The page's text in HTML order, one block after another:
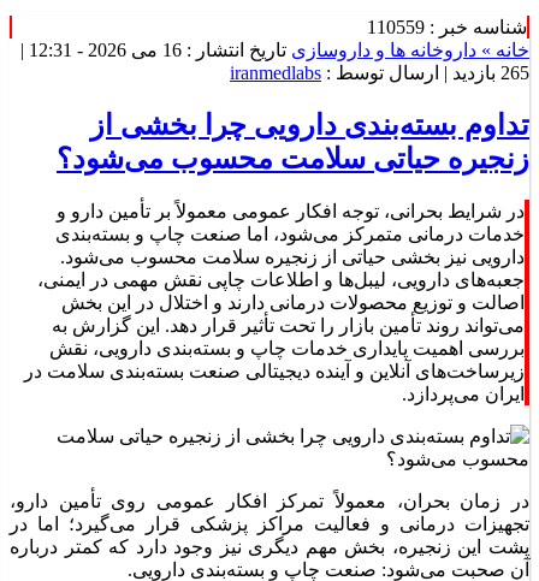
شناسه خبر : 110559
خانه » داروخانه ها و داروسازی تاریخ انتشار : 16 می 2026 - 12:31 |
265 بازدید
| ارسال توسط : iranmedlabs
تداوم بسته‌بندی دارویی چرا بخشی از
زنجیره حیاتی سلامت محسوب می‌شود؟
در شرایط بحرانی، توجه افکار عمومی معمولاً بر تأمین دارو و
خدمات درمانی متمرکز می‌شود، اما صنعت چاپ و بسته‌بندی
دارویی نیز بخشی حیاتی از زنجیره سلامت محسوب می‌شود.
جعبه‌های دارویی، لیبل‌ها و اطلاعات چاپی نقش مهمی در ایمنی،
اصالت و توزیع محصولات درمانی دارند و اختلال در این بخش
می‌تواند روند تأمین بازار را تحت تأثیر قرار دهد. این گزارش به
بررسی اهمیت پایداری خدمات چاپ و بسته‌بندی دارویی، نقش
زیرساخت‌های آنلاین و آینده دیجیتالی صنعت بسته‌بندی سلامت در
ایران می‌پردازد.
در زمان بحران، معمولاً تمرکز افکار عمومی روی تأمین دارو،
تجهیزات درمانی و فعالیت مراکز پزشکی قرار می‌گیرد؛ اما در
پشت این زنجیره، بخش مهم دیگری نیز وجود دارد که کمتر درباره
آن صحبت می‌شود: صنعت چاپ و بسته‌بندی دارویی.